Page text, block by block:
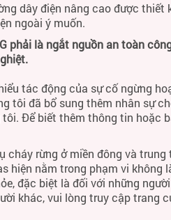
dây điện nâng cao được
ngoài ý muốn.
phải là ngắt nguồn an toàn
tác động của sự cố ngừng
tôi đã bổ sung thêm nhân sự
Để biết thêm thông tin hoặc
cháy rừng ở miền đông và
hiện nằm trong phạm vi không
đặc biệt là đối với những
khác, vui lòng truy cập trang